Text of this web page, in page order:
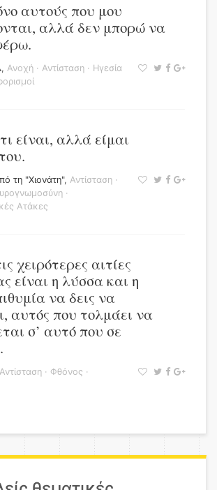
αυτούς που μου
αλλά δεν μπορώ να
, Ανοχή · Αντίσταση · Ηγεσία
είναι, αλλά είμαι
τη "Χιονάτη", Αντίσταση ·
·
Ατάκες
χειρότερες αιτίες
είναι η λύσσα και η
να δεις να
αυτός που τολμάει να
σ’ αυτό που σε
Αντίσταση · Φθόνος ·